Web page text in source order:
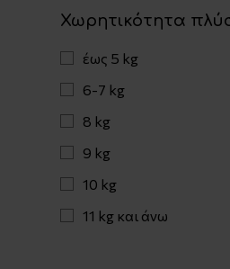
Χωρητικότητα
έως 5 kg
6-7 kg
8 kg
9 kg
10 kg
11 kg και άνω